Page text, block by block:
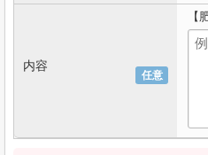
任意
内容
【